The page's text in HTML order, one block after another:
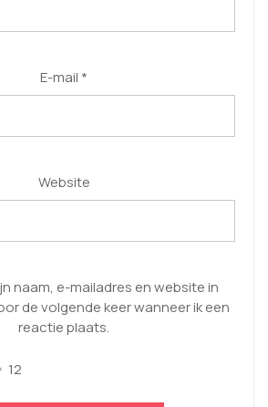
E-mail *
Website
naam, e-mailadres en website in
de volgende keer wanneer ik een
reactie plaats.
12